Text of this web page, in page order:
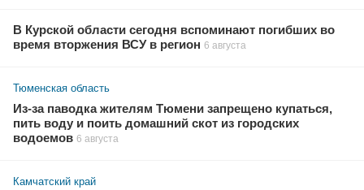
В Курской области сегодня вспоминают погибших во
время вторжения ВСУ в регион 6 августа
Тюменская область
Из-за паводка жителям Тюмени запрещено купаться,
пить воду и поить домашний скот из городских
водоемов 6 августа
Камчатский край